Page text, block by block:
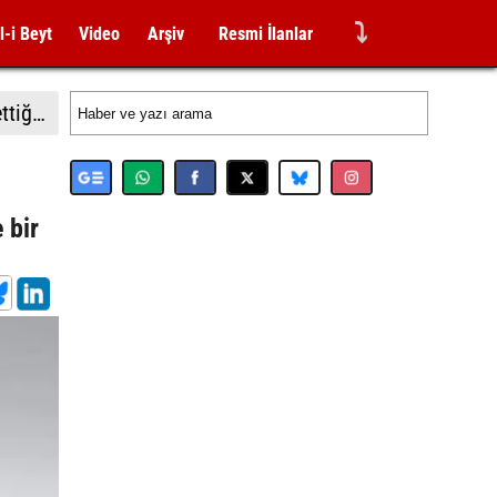
i Beyt Video Arşiv Resmi İlanlar ⤵
İsrail'in Gazze'de ateşkesin ikinci aşamasının uygulanmasına ilişkin yeni yol haritasını reddettiği bildirildi
bir